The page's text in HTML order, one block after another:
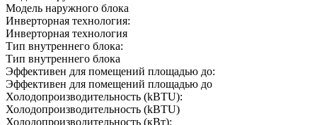
Модель наружного блока
Инверторная технология:
Инверторная технология
Тип внутреннего блока:
Тип внутреннего блока
Эффективен для помещений площадью до:
Эффективен для помещений площадью до
Холодопроизводительность (kBTU):
Холодопроизводительность (kBTU)
Холодопроизводительность (кВт):